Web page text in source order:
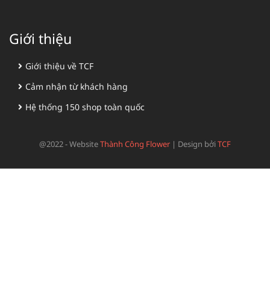
Giới thiệu
Giới thiệu về TCF
Cảm nhận từ khách hàng
Hệ thống 150 shop toàn quốc
@2022 - WebsiteThành Công Flower | Design bởiTCF